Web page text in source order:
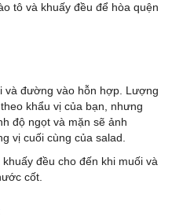
tô và khuấy đều để hòa quện
và đường vào hỗn hợp. Lượng
khẩu vị của bạn, nhưng
độ ngọt và mặn sẽ ảnh
vị cuối cùng của salad.
đều cho đến khi muối và
cốt.